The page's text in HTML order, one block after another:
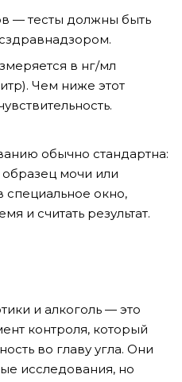
— тесты должны быть
в нг/мл
Чем ниже этот
обычно стандартна:
образец мочи или
специальное окно,
и считать результат.
и алкоголь — это
контроля, который
во главу угла. Они
исследования, но